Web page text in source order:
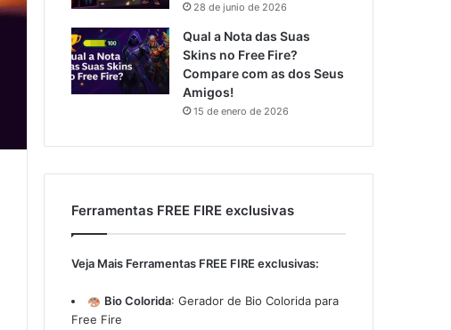
28 de junio de 2026
Qual a Nota das Suas
Skins no Free Fire?
Compare com as dos Seus
Amigos!
15 de enero de 2026
Ferramentas FREE FIRE exclusivas
Veja Mais Ferramentas FREE FIRE exclusivas:
Bio Colorida: Gerador de Bio Colorida para
Free Fire